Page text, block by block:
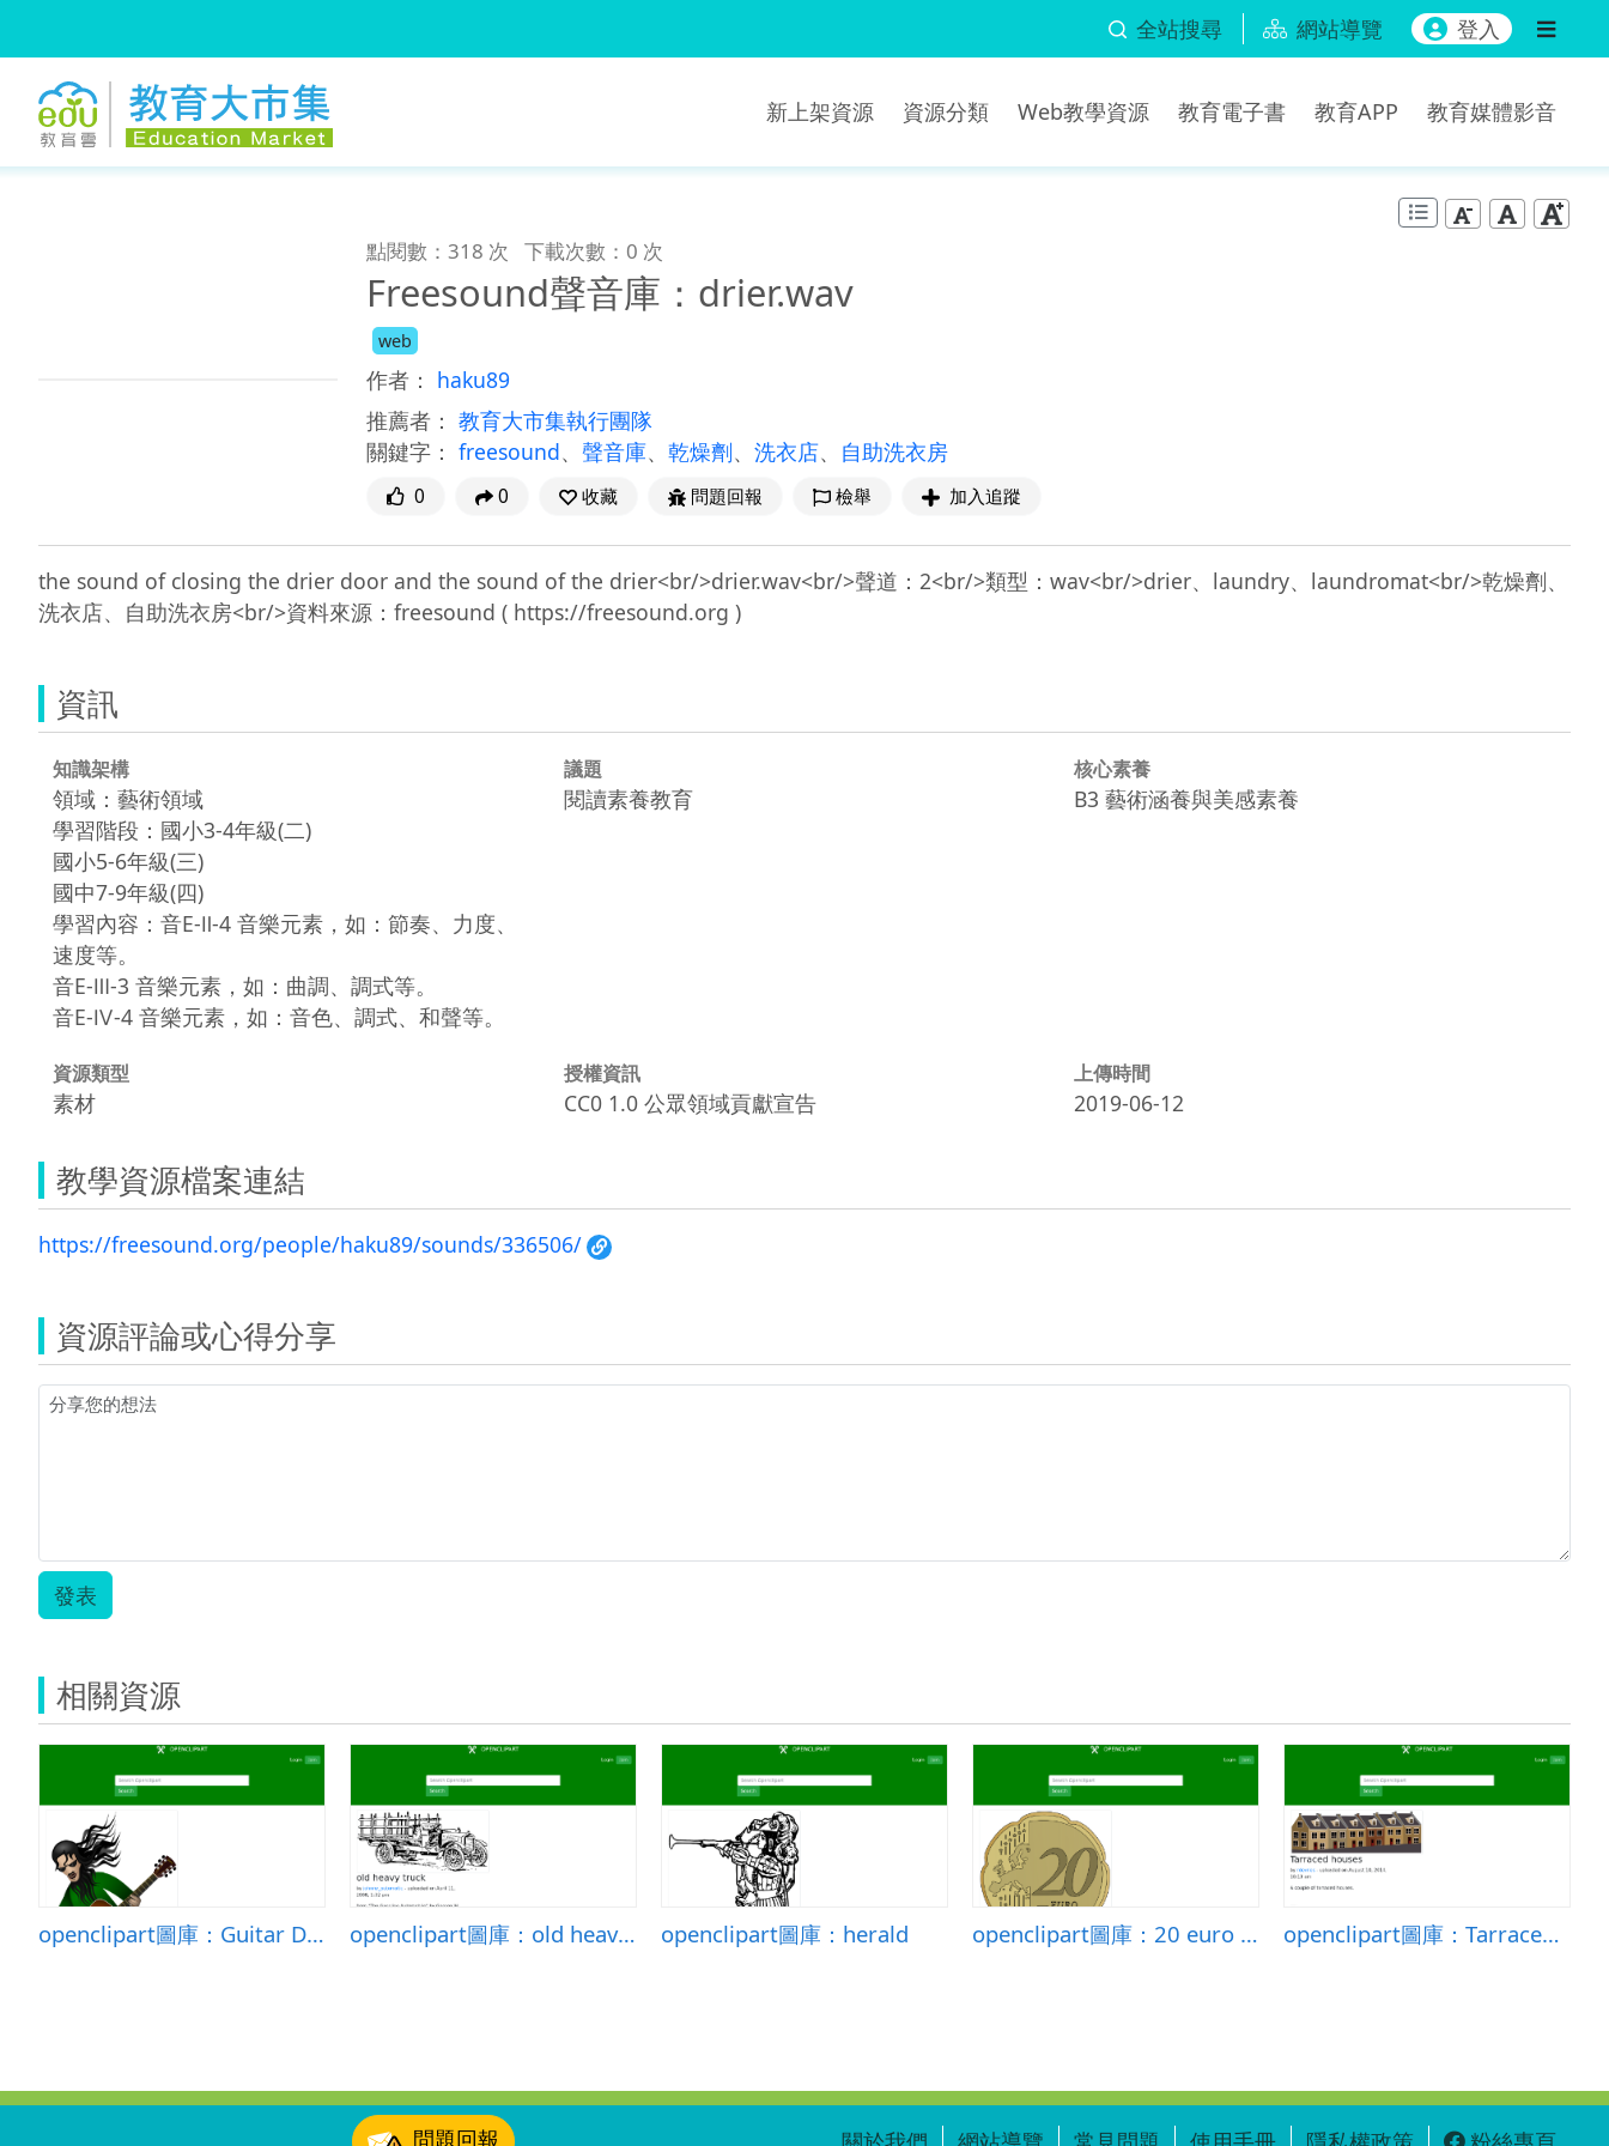
全站搜尋 網站導覽 登入
新上架資源 資源分類 Web教學資源 教育電子書 教育APP 教育媒體影音
點閱數：318 次 下載次數：0 次
Freesound聲音庫：drier.wav
web
作者： haku89
推薦者： 教育大市集執行團隊
關鍵字： freesound、 聲音庫、 乾燥劑、 洗衣店、 自助洗衣房
0 0 收藏 問題回報 檢舉 加入追蹤
the sound of closing the drier door and the sound of the drier<br/>drier.wav<br/>聲道：2<br/>類型：wav<br/>drier、laundry、laundromat<br/>乾燥劑、
資訊
知識架構
領域：藝術領域
學習階段：國小3-4年級(二)
國小5-6年級(三)
國中7-9年級(四)
學習內容：音E-Ⅱ-4 音樂元素，如：節奏、力度、
速度等。
音E-Ⅲ-3 音樂元素，如：曲調、調式等。
音E-Ⅳ-4 音樂元素，如：音色、調式、和聲等。
議題
閱讀素養教育
核心素養
B3 藝術涵養與美感素養
資源類型
素材
授權資訊
CC0 1.0 公眾領域貢獻宣告
上傳時間
2019-06-12
教學資源檔案連結
https://freesound.org/people/haku89/sounds/336506/
資源評論或心得分享
發表
相關資源
openclipart圖庫：Guitar Dude openclipart圖庫：old heavy truck openclipart圖庫：herald openclipart圖庫：20 euro cent openclipart圖庫：Tarraced houses
問題回報